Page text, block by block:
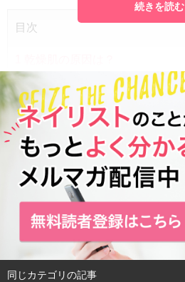
目次
2朝洗顔の必要性について
3潤いを保つ朝洗顔の方法
4まとめ
乾燥肌の原因は？
続きを読む
同じカテゴリの記事